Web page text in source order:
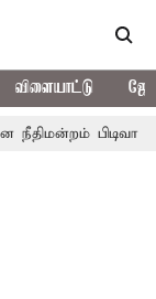
விளையாட்டு